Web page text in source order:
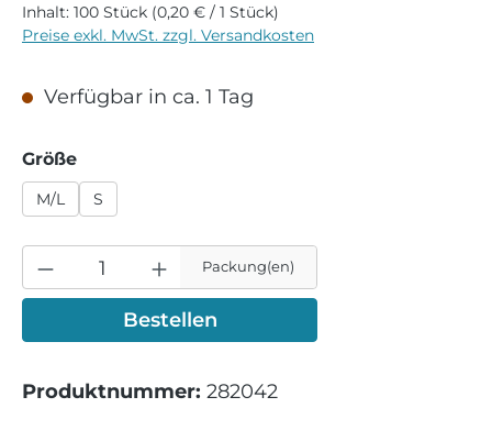
Inhalt: 100 Stück (0,20 € / 1 Stück)
Preise exkl. MwSt. zzgl. Versandkosten
Verfügbar in ca. 1 Tag
Größeauswählen
M/L S
Packung(en)
Bestellen
Produktnummer: 282042